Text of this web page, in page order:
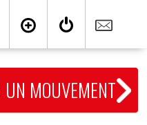
UN MOUVEMENT